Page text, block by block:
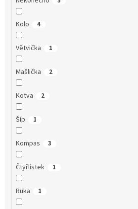
Kolo 4
Větvička 1
Mašlička 2
Kotva 2
Šíp 1
Kompas 3
Čtyřlístek 1
Ruka 1